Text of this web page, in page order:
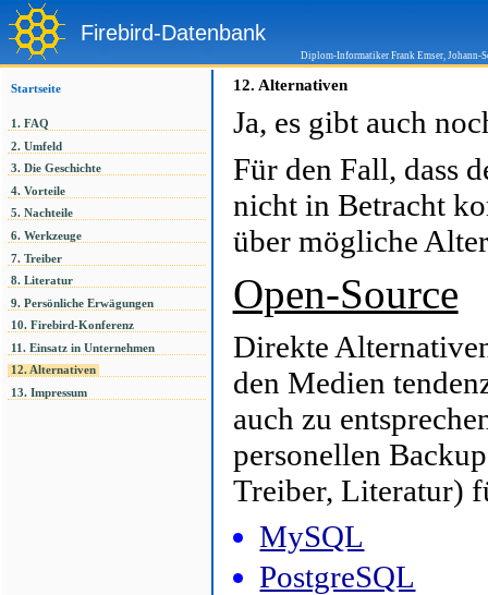
Firebird-Datenbank
Diplom-Informatiker Frank Emser, Johann-
Startseite
1. FAQ
2. Umfeld
3. Die Geschichte
4. Vorteile
5. Nachteile
6. Werkzeuge
7. Treiber
8. Literatur
9. Persönliche Erwägungen
10. Firebird-Konferenz
11. Einsatz in Unternehmen
12. Alternativen
13. Impressum
12. Alternativen
Ja, es gibt auch
Für den Fall, dass
nicht in Betracht
über mögliche
Open-Source
Direkte
den Medien
auch zu
personellen
Treiber, Literatur)
MySQL
PostgreSQL